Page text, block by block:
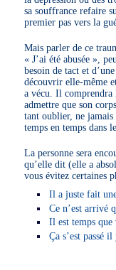
sa souffrance refaire
premier pas vers la
Mais parler de ce
« J’ai été abusée »,
besoin de tact et
découvrir elle-même
a vécu. Il comprendra
admettre que son
tant oublier, ne
temps en temps dans
La personne sera
qu’elle dit (elle a
vous évitez certaines
Il a juste fait
Ce n’est arrivé
Il est temps que
Ça s’est passé